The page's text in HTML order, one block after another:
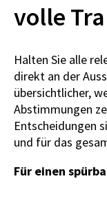
volle
Halten Sie alle
direkt an der
übersichtlicher,
Abstimmungen
Entscheidungen
und für das
Für einen